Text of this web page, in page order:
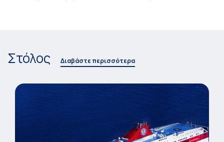
Στόλος Διαβάστε περισσότερα